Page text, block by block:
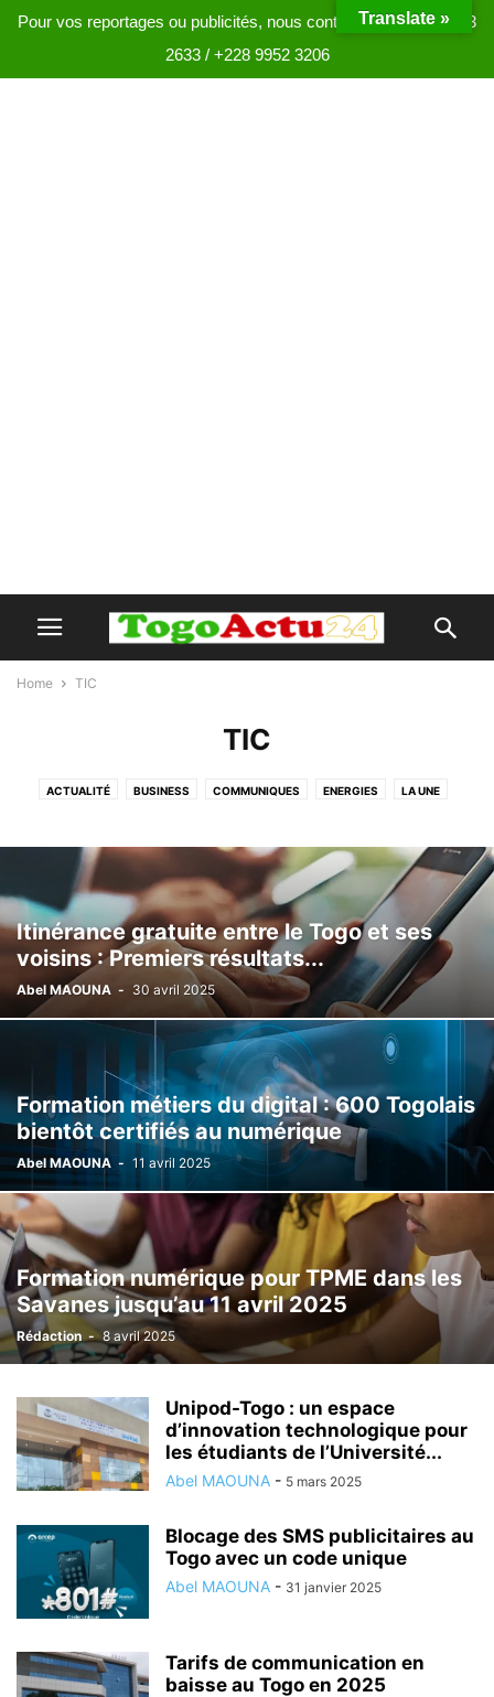
Pour vos reportages ou publicités, nous contacter au +228 9013
2633 / +228 9952 3206
Home TIC
TIC
ACTUALITÉ BUSINESS COMMUNIQUES ENERGIES LA UNE
STYLE DE VIE TIC TOURISME VOYAGE
Itinérance gratuite entre le Togo et ses
voisins : Premiers résultats...
Abel MAOUNA - 30 avril 2025
Formation métiers du digital : 600 Togolais
bientôt certifiés au numérique
Abel MAOUNA - 11 avril 2025
Formation numérique pour TPME dans les
Savanes jusqu’au 11 avril 2025
Rédaction - 8 avril 2025
Unipod-Togo : un espace
d’innovation technologique pour
les étudiants de l’Université...
Abel MAOUNA - 5 mars 2025
Blocage des SMS publicitaires au
Togo avec un code unique
Abel MAOUNA - 31 janvier 2025
Tarifs de communication en
baisse au Togo en 2025
Translate »